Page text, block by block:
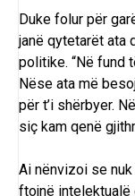
Duke folur për
janë qytetarët ata
politike. “Në fund
Nëse ata më
për t’i shërbyer.
siç kam qenë
Ai nënvizoi se
ftojnë